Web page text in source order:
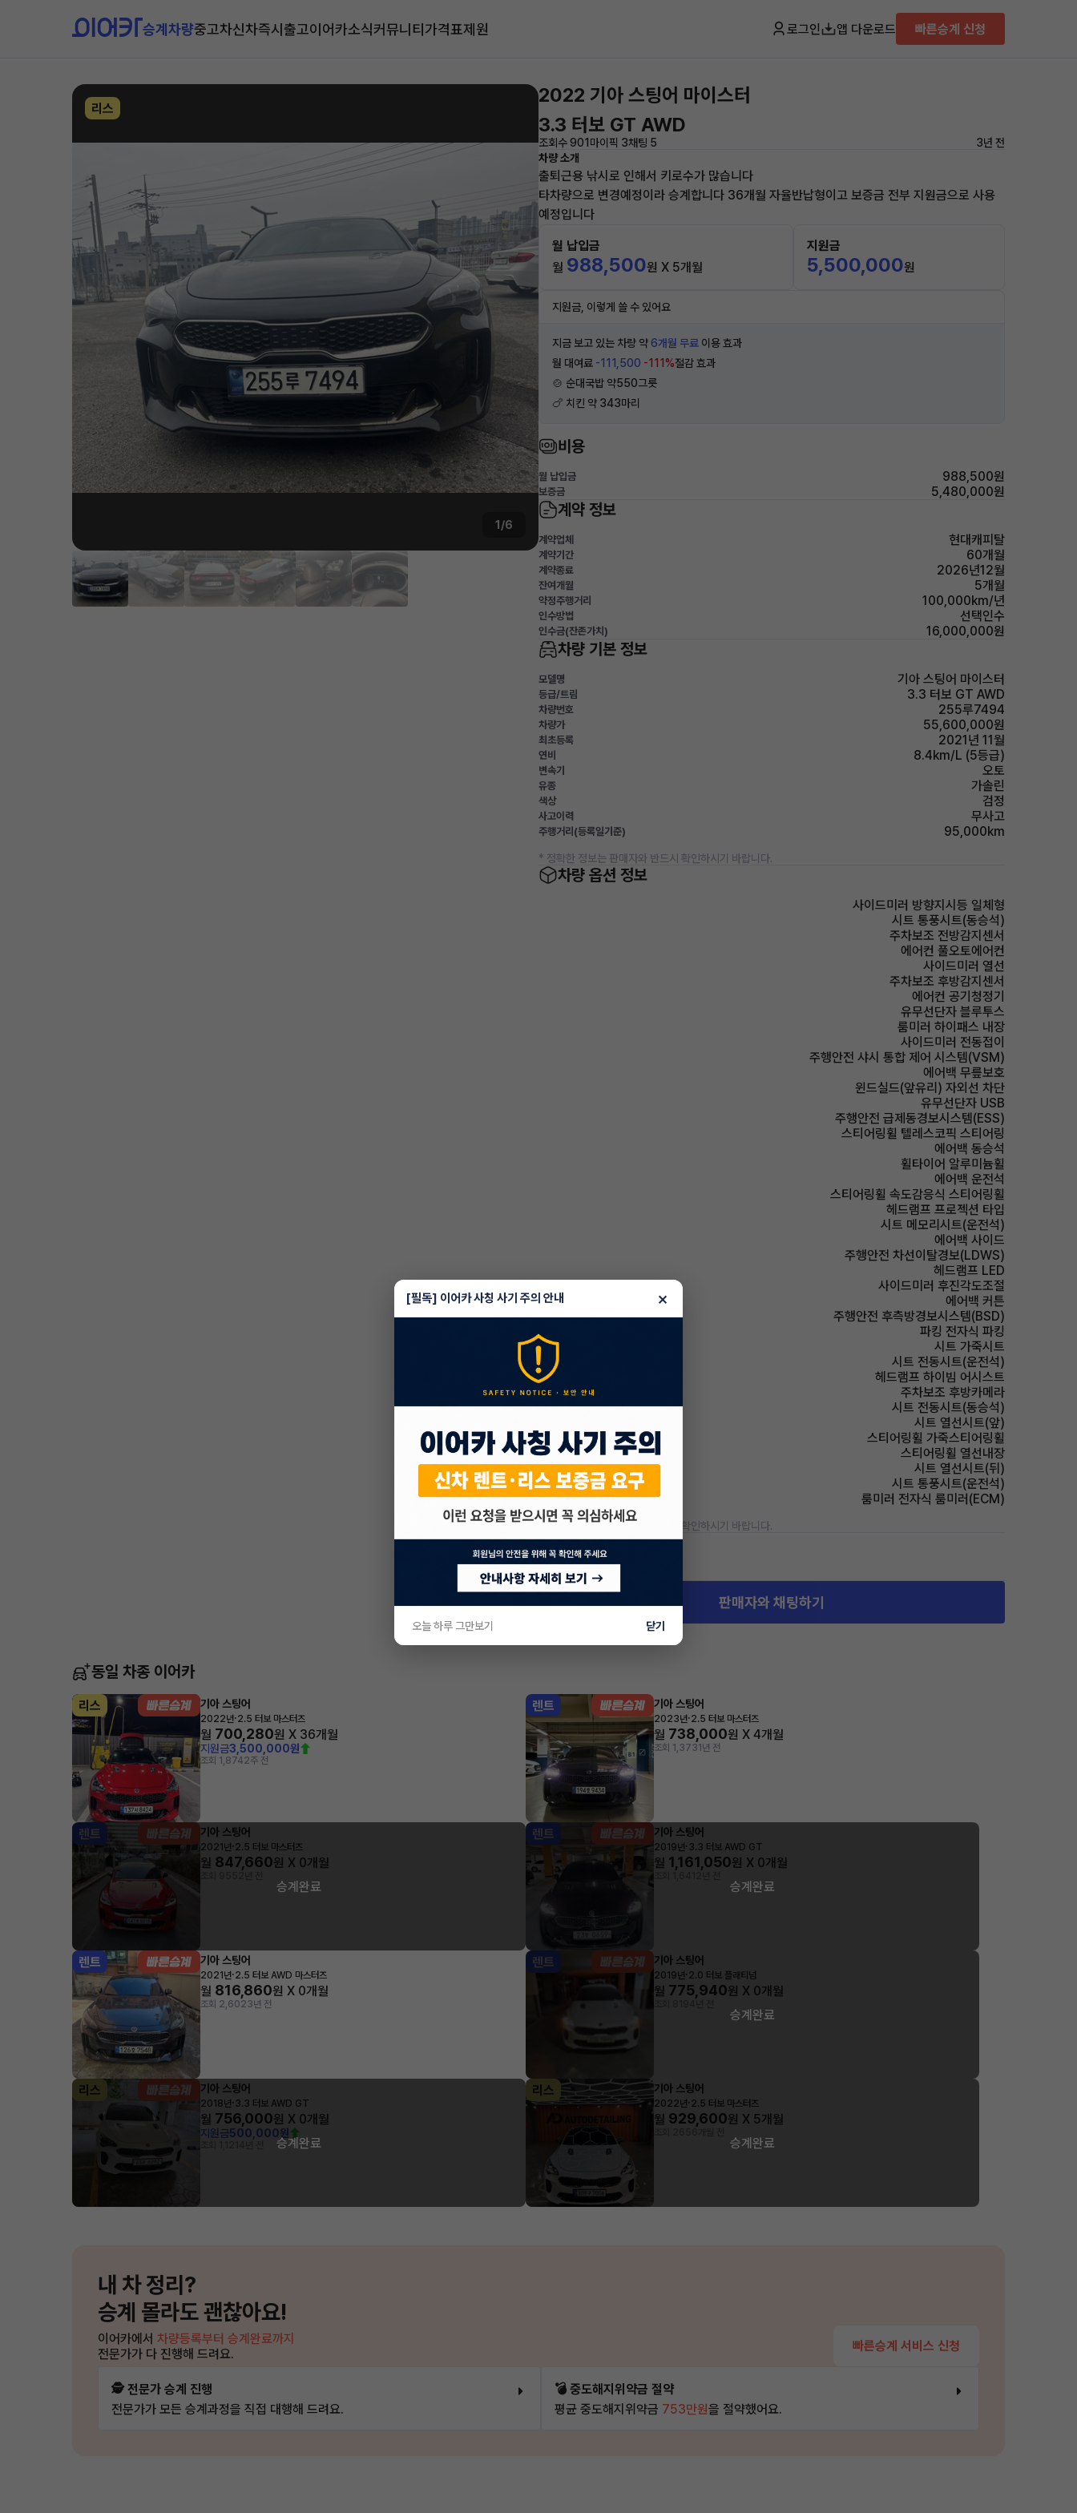
승계차량중고차신차즉시출고이어카소식커뮤니티가격표제원 로그인 앱 다운로드 빠른승계 신청
리스
1/6
2022 기아 스팅어 마이스터
3.3 터보 GT AWD
조회수 901 마이픽 3채팅 5
3년 전
차량 소개
출퇴근용 낚시로 인해서 키로수가 많습니다
타차량으로 변경예정이라 승계합니다 36개월 자율반납형이고 보증금 전부 지원금으로 사용
예정입니다
월 납입금
월 988,500원 X 5개월
지원금
5,500,000원
지원금, 이렇게 쓸 수 있어요
지금 보고 있는 차량 약 6개월 무료 이용 효과
월 대여료 -111,500 -111%절감 효과
🍲 순대국밥 약550그릇
🍗 치킨 약 343마리
비용
월 납입금 988,500원
보증금 5,480,000원
계약 정보
계약업체 현대캐피탈
계약기간 60개월
계약종료 2026년12월
잔여개월 5개월
약정주행거리 100,000km/년
인수방법 선택인수
인수금(잔존가치) 16,000,000원
차량 기본 정보
모델명 기아 스팅어 마이스터
등급/트림 3.3 터보 GT AWD
차량번호 255루7494
차량가 55,600,000원
최초등록 2021년 11월
연비 8.4km/L (5등급)
변속기 오토
유종 가솔린
색상 검정
사고이력 무사고
주행거리(등록일기준) 95,000km
* 정확한 정보는 판매자와 반드시 확인하시기 바랍니다.
차량 옵션 정보
사이드미러 방향지시등 일체형
시트 통풍시트(동승석)
주차보조 전방감지센서
에어컨 풀오토에어컨
사이드미러 열선
주차보조 후방감지센서
에어컨 공기청정기
유무선단자 블루투스
룸미러 하이패스 내장
사이드미러 전동접이
주행안전 샤시 통합 제어 시스템(VSM)
에어백 무릎보호
윈드실드(앞유리) 자외선 차단
유무선단자 USB
주행안전 급제동경보시스템(ESS)
스티어링휠 텔레스코픽 스티어링
에어백 동승석
휠타이어 알루미늄휠
에어백 운전석
스티어링휠 속도감응식 스티어링휠
헤드램프 프로젝션 타입
시트 메모리시트(운전석)
에어백 사이드
주행안전 차선이탈경보(LDWS)
헤드램프 LED
사이드미러 후진각도조절
에어백 커튼
주행안전 후측방경보시스템(BSD)
파킹 전자식 파킹
시트 가죽시트
시트 전동시트(운전석)
헤드램프 하이빔 어시스트
주차보조 후방카메라
시트 전동시트(동승석)
시트 열선시트(앞)
스티어링휠 가죽스티어링휠
스티어링휠 열선내장
시트 열선시트(뒤)
시트 통풍시트(운전석)
룸미러 전자식 룸미러(ECM)
* 정확한 정보는 판매자와 반드시 확인하시기 바랍니다.
차량 위치
경기 화성시 반송동
판매자와 채팅하기
동일 차종 이어카
리스 기아 스팅어
2022년·2.5 터보 마스터즈
월 700,280원 X 36개월
지원금3,500,000원
조회 1,8742주 전
렌트 기아 스팅어
2023년·2.5 터보 마스터즈
월 738,000원 X 4개월
조회 1,3731년 전
렌트 기아 스팅어
2021년· 2.5 터보 마스터즈
월 847,660원 X 0개월
승계완료
렌트 기아 스팅어
2019년· 3.3 터보 AWD GT
월 1,161,050원 X 0개월
승계완료
렌트 기아 스팅어
2021년·2.5 터보 AWD 마스터즈
월 816,860원 X 0개월
조회 2,6023년 전
렌트 기아 스팅어
2019년· 2.0 터보 플래티넘
월 775,940원 X 0개월
승계완료
리스 기아 스팅어
2018년· 3.3 터보 AWD GT
월 756,000원 X 0개월
지원금500,000원
승계완료
리스 기아 스팅어
2022년· 2.5 터보 마스터즈
월 929,600원 X 5개월
승계완료
내 차 정리?
승계 몰라도 괜찮아요!
이어카에서 차량등록부터 승계완료까지
전문가가 다 진행해 드려요.
빠른승계 서비스 신청
🕵️ 전문가 승계 진행
전문가가 모든 승계과정을 직접 대행해 드려요.
💣 중도해지위약금 절약
평균 중도해지위약금 753만원을 절약했어요.
[필독] 이어카 사칭 사기 주의 안내 ×
오늘 하루 그만보기 닫기